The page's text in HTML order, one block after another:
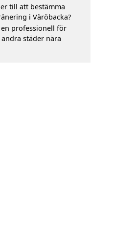
till att bestämma
i Väröbacka?
professionell för
städer nära